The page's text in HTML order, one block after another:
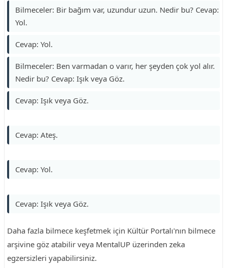
Bilmeceler: Bir bağım var, uzundur uzun. Nedir bu? Cevap:
Yol.
Cevap: Yol.
Bilmeceler: Ben varmadan o varır, her şeyden çok yol alır.
Nedir bu? Cevap: Işık veya Göz.
Cevap: Işık veya Göz.
Cevap: Ateş.
Cevap: Yol.
Cevap: Işık veya Göz.
Daha fazla bilmece keşfetmek için Kültür Portalı'nın bilmece
arşivine göz atabilir veya MentalUP üzerinden zeka
egzersizleri yapabilirsiniz.